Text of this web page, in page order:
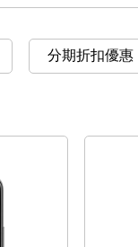
分期折扣優惠